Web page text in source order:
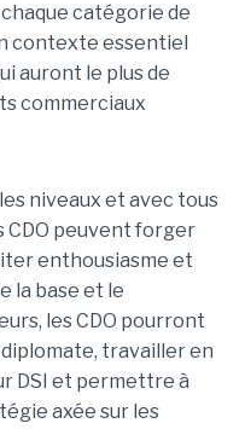
catégorie de
contexte essentiel
auront le plus de
commerciaux
niveaux et avec tous
CDO peuvent forger
enthousiasme et
la base et le
les CDO pourront
travailler en
DSI et permettre à
axée sur les